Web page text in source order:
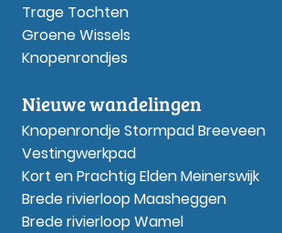
Trage Tochten
Groene Wissels
Knopenrondjes
Nieuwe wandelingen
Knopenrondje Stormpad Breeveen
Vestingwerkpad
Kort en Prachtig Elden Meinerswijk
Brede rivierloop Maasheggen
Brede rivierloop Wamel